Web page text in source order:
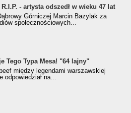
R.I.P. - artysta odszedł w wieku 47 lat
Górniczej Marcin Bazylak za
społecznościowych...
Tego Typa Mesa! "64 lajny"
między legendami warszawskiej
odpowiedział na...